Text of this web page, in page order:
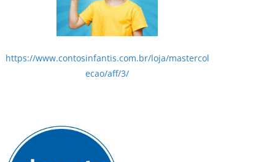
https://www.contosinfantis.com.br/loja/mastercol
ecao/aff/3/